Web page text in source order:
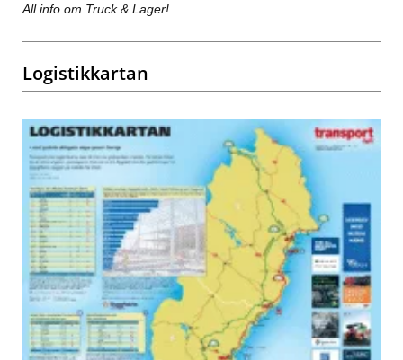
All info om Truck & Lager!
Logistikkartan